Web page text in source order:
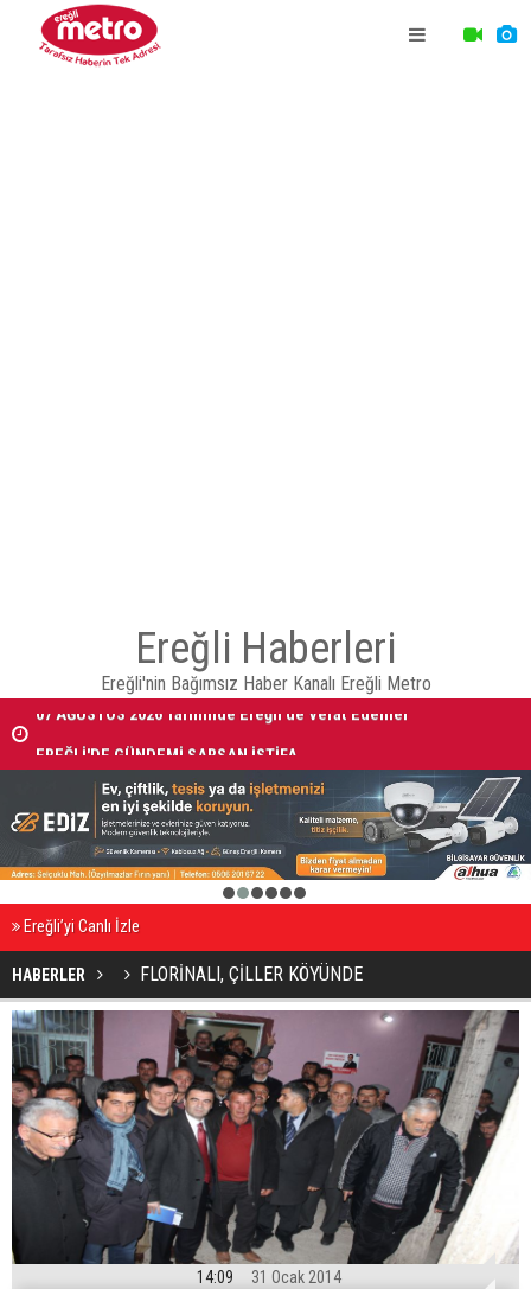
Ereğli Haberleri
Ereğli'nin Bağımsız Haber Kanalı Ereğli Metro
07 AĞUSTOS 2026 Tarihinde Ereğli’de Vefat Edenler
2 3 4 5 6
Ereğli’yi Canlı İzle
HABERLER FLORİNALI, ÇİLLER KÖYÜNDE
14:09 31 Ocak 2014